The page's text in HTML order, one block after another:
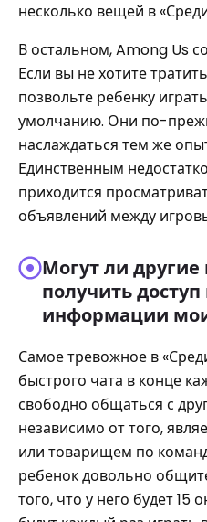
несколько вещей в
В остальном, Among Us
Если вы не хотите
позвольте ребенку
умолчанию. Они по-
наслаждаться тем же
Единственным
приходится
объявлений между
Могут ли другие
получить
информации
Самое тревожное в
быстрого чата в конце
свободно общаться с
независимо от того,
или товарищем по
ребенок довольно
того, что у него будет 15